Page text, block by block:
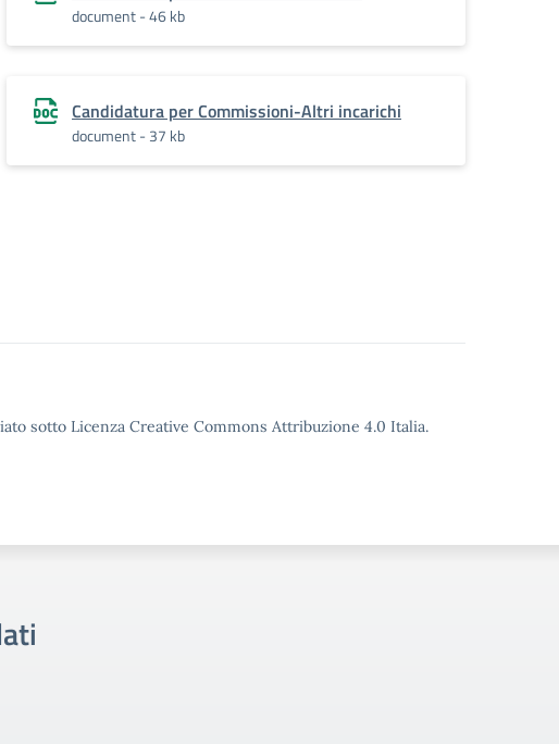
document - 46 kb
Candidatura per Commissioni-Altri incarichi
document - 37 kb
sotto Licenza Creative Commons Attribuzione 4.0 Italia.